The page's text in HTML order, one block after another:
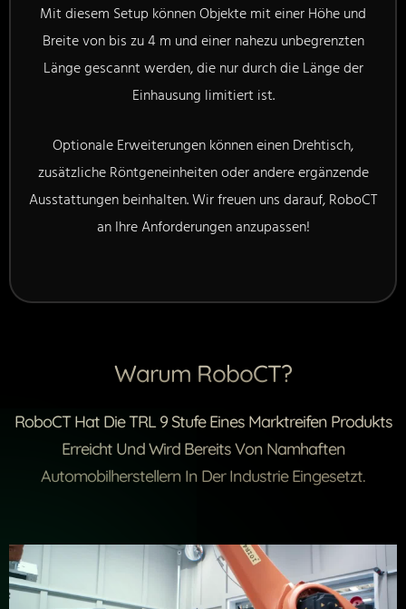
Mit diesem Setup können Objekte mit einer Höhe und
Breite von bis zu 4 m und einer nahezu unbegrenzten
Länge gescannt werden, die nur durch die Länge der
Einhausung limitiert ist.
Optionale Erweiterungen können einen Drehtisch,
zusätzliche Röntgeneinheiten oder andere ergänzende
Ausstattungen beinhalten. Wir freuen uns darauf, RoboCT
an Ihre Anforderungen anzupassen!
Warum RoboCT?
RoboCT Hat Die TRL 9 Stufe Eines Marktreifen Produkts
Erreicht Und Wird Bereits Von Namhaften
Automobilherstellern In Der Industrie Eingesetzt.